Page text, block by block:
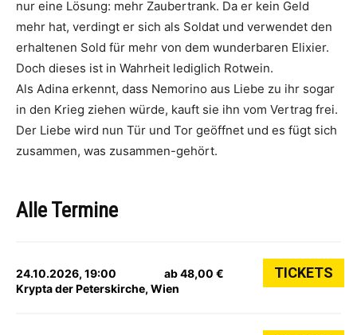
nur eine Lösung: mehr Zaubertrank. Da er kein Geld
mehr hat, verdingt er sich als Soldat und verwendet den
erhaltenen Sold für mehr von dem wunderbaren Elixier.
Doch dieses ist in Wahrheit lediglich Rotwein.
Als Adina erkennt, dass Nemorino aus Liebe zu ihr sogar
in den Krieg ziehen würde, kauft sie ihn vom Vertrag frei.
Der Liebe wird nun Tür und Tor geöffnet und es fügt sich
zusammen, was zusammen-gehört.
Alle Termine
24.10.2026, 19:00
Krypta der Peterskirche, Wien
ab 48,00 € TICKETS